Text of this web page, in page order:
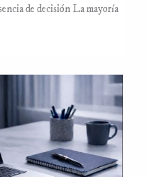
de decisión La mayoría